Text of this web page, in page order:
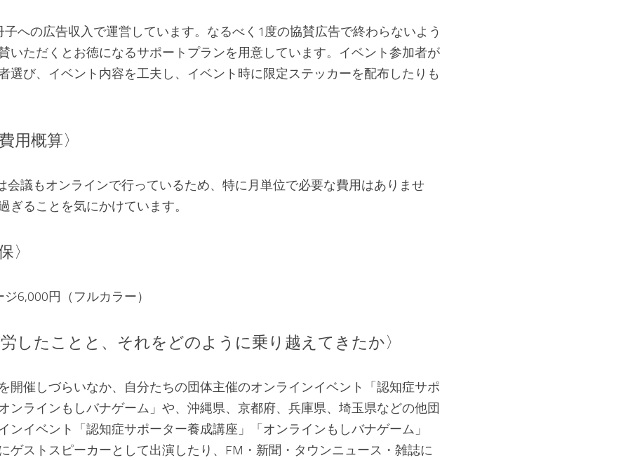
への広告収入で運営しています。なるべく1度の協賛広告で終わらないよう
いただくとお徳になるサポートプランを用意しています。イベント参加者が
選び、イベント内容を工夫し、イベント時に限定ステッカーを配布したりも
用概算〉
会議もオンラインで行っているため、特に月単位で必要な費用はありませ
ぎることを気にかけています。
〉
6,000円（フルカラー）
したことと、それをどのように乗り越えてきたか〉
開催しづらいなか、自分たちの団体主催のオンラインイベント「認知症サポ
ンラインもしバナゲーム」や、沖縄県、京都府、兵庫県、埼玉県などの他団
ンイベント「認知症サポーター養成講座」「オンラインもしバナゲーム」
ゲストスピーカーとして出演したり、FM・新聞・タウンニュース・雑誌に